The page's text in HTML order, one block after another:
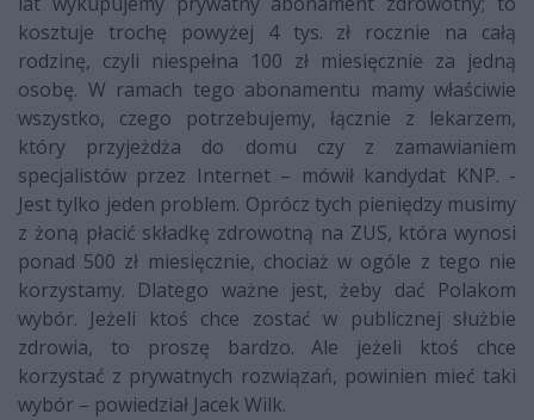
kosztuje trochę powyżej 4 tys. zł rocznie na całą
rodzinę, czyli niespełna 100 zł miesięcznie za jedną
osobę. W ramach tego abonamentu mamy właściwie
wszystko, czego potrzebujemy, łącznie z lekarzem,
który przyjeżdża do domu czy z zamawianiem
specjalistów przez Internet – mówił kandydat KNP. -
Jest tylko jeden problem. Oprócz tych pieniędzy musimy
z żoną płacić składkę zdrowotną na ZUS, która wynosi
ponad 500 zł miesięcznie, chociaż w ogóle z tego nie
korzystamy. Dlatego ważne jest, żeby dać Polakom
wybór. Jeżeli ktoś chce zostać w publicznej służbie
zdrowia, to proszę bardzo. Ale jeżeli ktoś chce
korzystać z prywatnych rozwiązań, powinien mieć taki
wybór – powiedział Jacek Wilk.